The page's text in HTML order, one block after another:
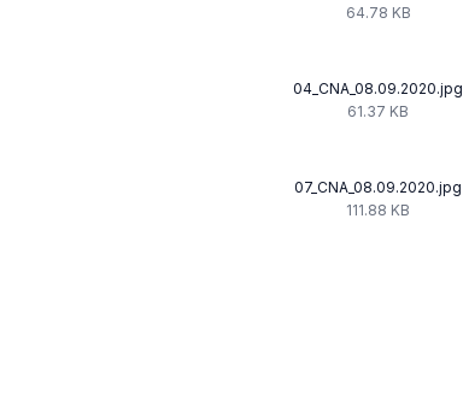
64.78 KB
04_CNA_08.09.2020.jpg
61.37 KB
07_CNA_08.09.2020.jpg
111.88 KB